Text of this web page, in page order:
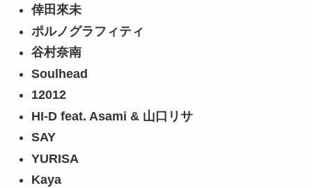
倖田來未
ポルノグラフィティ
谷村奈南
Soulhead
12012
HI-D feat. Asami & 山口リサ
SAY
YURISA
Kaya